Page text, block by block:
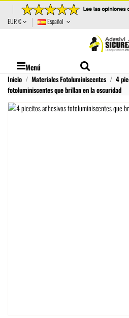
EUR € Español
Menú
Inicio Materiales Fotoluminiscentes
4
fotoluminiscentes que brillan en la oscuridad